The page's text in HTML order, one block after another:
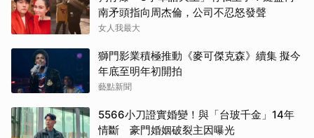
南矛頭指向周杰倫，公司不忍怒發聲
女人我最大
獅門影業積極推動《麥可傑克森》續集 擬今
年底至明年初開拍
藝點新聞
5566小刀證實婚變！與「台玻千金」14年
情斷 豪門婚姻破裂主因曝光